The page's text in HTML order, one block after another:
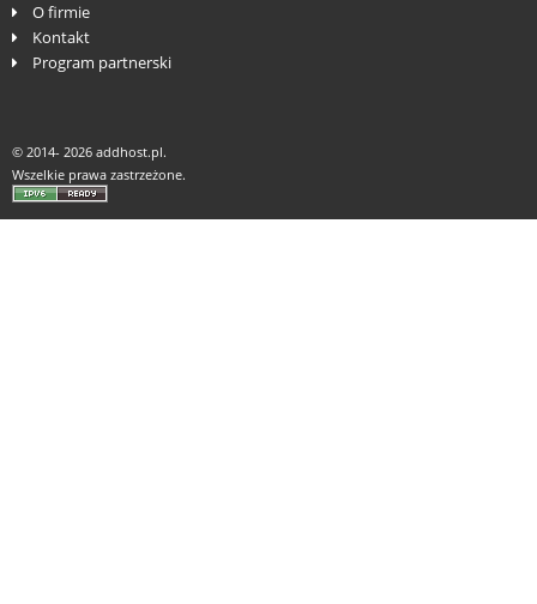
O firmie
Kontakt
Program partnerski
© 2014- 2026 addhost.pl.
Wszelkie prawa zastrzeżone.